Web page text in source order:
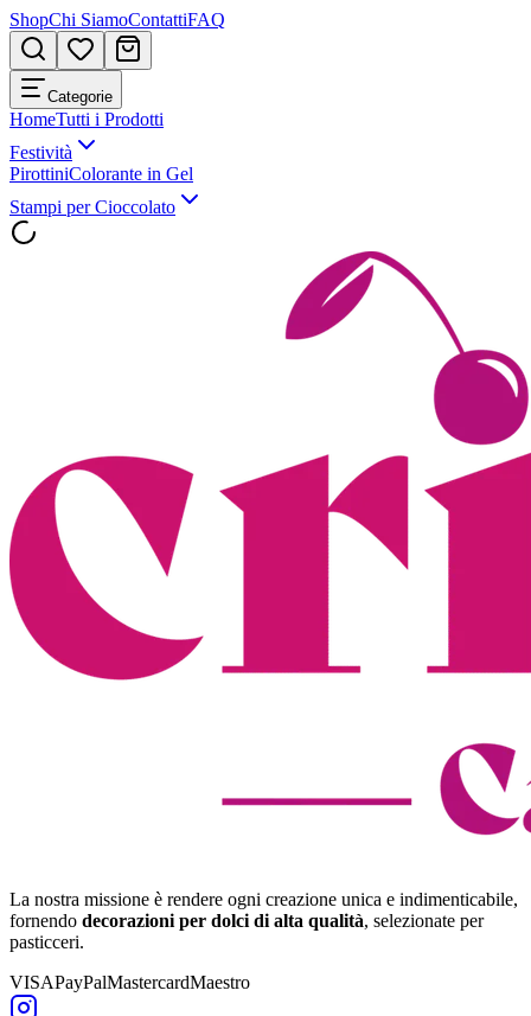
ShopChi SiamoContattiFAQ
Categorie
HomeTutti i Prodotti
Festività
PirottiniColorante in Gel
Stampi per Cioccolato
La nostra missione è rendere ogni creazione unica e indimenticabile,
fornendo decorazioni per dolci di alta qualità, selezionate per
pasticceri.
VISAPayPalMastercardMaestro